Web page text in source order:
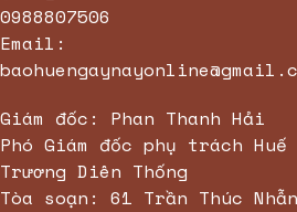
0988807506
Email:
Giám đốc: Phan Thanh Hải
Phó Giám đốc phụ trách
Trương Diên Thống
Tòa soạn: 61 Trần Thúc